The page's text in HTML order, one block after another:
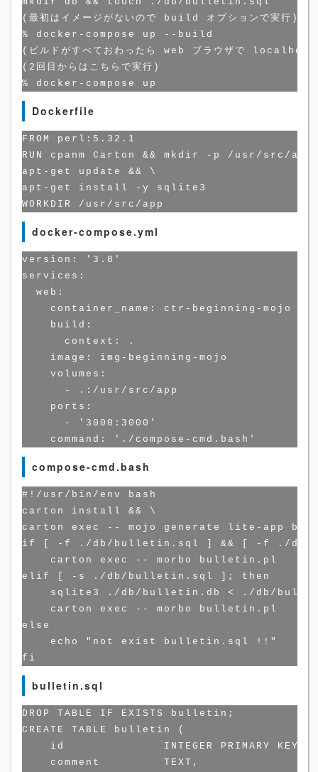
(最初はイメージがないので build オプションで実行)
% docker-compose up --build
(ビルドがすべておわったら web ブラウザで
(2回目からはこちらで実行)
Dockerfile
FROM perl:5.32.1
RUN cpanm Carton && mkdir -p /usr/src/
apt-get update && \
apt-get install -y sqlite3
docker-compose.yml
version: '3.8'
services:
  web:
    container_name: ctr-beginning-mojo
    build:
      context: .
    image: img-beginning-mojo
    volumes:
      - .:/usr/src/app
    ports:
      - '3000:3000'
compose-cmd.bash
#!/usr/bin/env bash
carton install && \
carton exec -- mojo generate lite-app
if [ -f ./db/bulletin.sql ] && [ -f ./db/
    carton exec -- morbo bulletin.pl
elif [ -s ./db/bulletin.sql ]; then
sqlite3 ./db/bulletin.db < ./db/
    carton exec -- morbo bulletin.pl
else
    echo "not exist bulletin.sql !!"
bulletin.sql
DROP TABLE IF EXISTS bulletin;
CREATE TABLE bulletin (
id              INTEGER PRIMARY KEY
comment         TEXT,